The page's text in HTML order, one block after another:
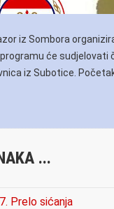
iz Sombora
će
iz Subotice.
...
Prelo sićanja